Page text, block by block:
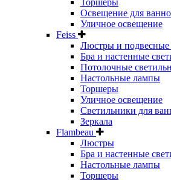
Торшеры
Освещение для
Уличное освещение
Feiss
Люстры и подвесные
Бра и настенные
Потолочные
Настольные лампы
Торшеры
Уличное освещение
Светильники для
Зеркала
Flambeau
Люстры
Бра и настенные
Настольные лампы
Торшеры